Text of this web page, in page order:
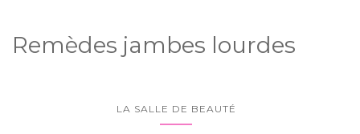
Remèdes jambes lourdes
LA SALLE DE BEAUTÉ